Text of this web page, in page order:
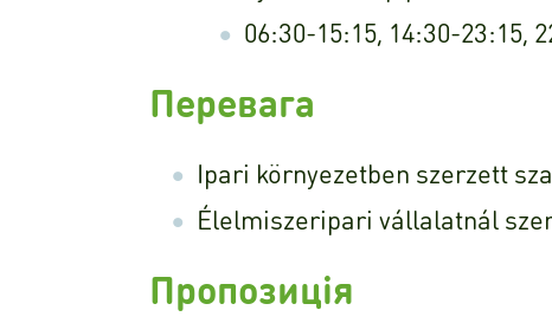
06:30-15:15, 14:30-23:15,
Перевага
Ipari környezetben szerzett
Élelmiszeripari vállalatnál
Пропозиція